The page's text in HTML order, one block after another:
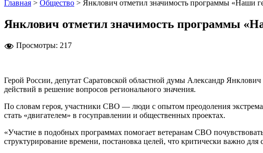
Главная > Общество > Янклович отметил значимость программы «Наши
Янклович отметил значимость программы
Просмотры: 217
Герой России, депутат Саратовской областной думы Александр
действий в решение вопросов регионального значения.
По словам героя, участники СВО — люди с опытом преодоления
стать «двигателем» в госуправлении и общественных проектах.
«Участие в подобных программах помогает ветеранам СВО
структурирование времени, постановка целей, что критически важно для